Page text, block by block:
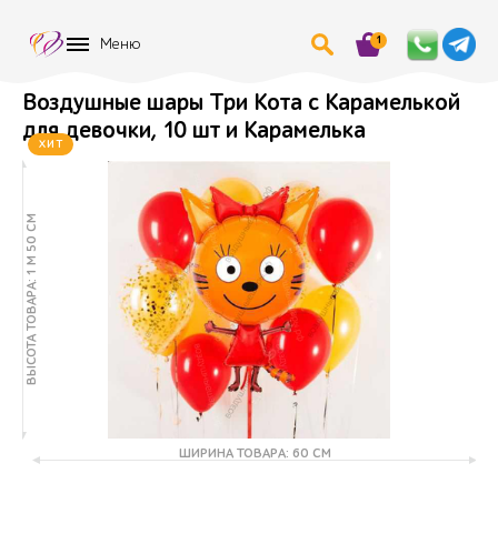
Меню 1
Воздушные шары Три Кота с Карамелькой
для девочки, 10 шт и Карамелька
ХИТ
ВЫСОТА ТОВАРА: 1 М 50 СМ
ШИРИНА ТОВАРА: 60 СМ